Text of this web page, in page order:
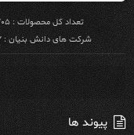
تعداد کل محصولات : ۷۰۵
شرکت های دانش بنیان : ۱۵۲
پیوند ها